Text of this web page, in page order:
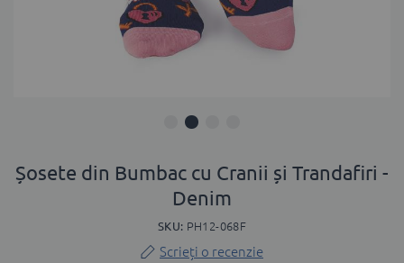
to
the
Șosete din Bumbac cu Cranii și Trandafiri -
Denim
SKU PH12-068F
Scrieți o recenzie